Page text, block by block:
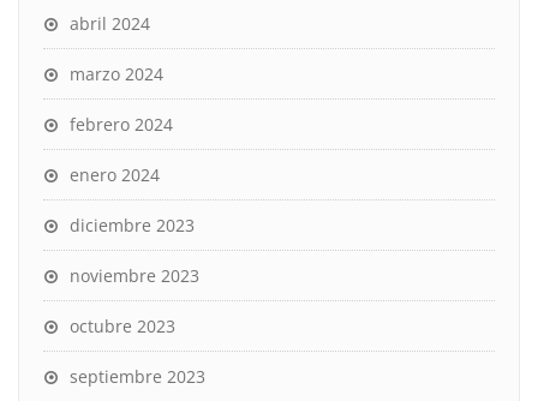
abril 2024
marzo 2024
febrero 2024
enero 2024
diciembre 2023
noviembre 2023
octubre 2023
septiembre 2023